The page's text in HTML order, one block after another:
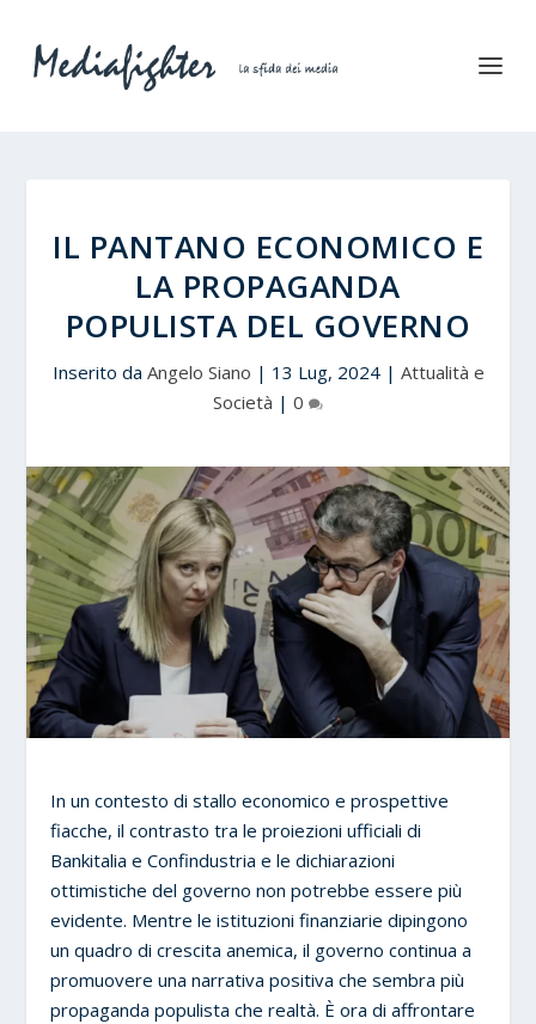
IL PANTANO ECONOMICO E
LA PROPAGANDA
POPULISTA DEL GOVERNO
Inserito da Angelo Siano | 13 Lug, 2024| Attualità e
Società | 0
In un contesto di stallo economico e prospettive
fiacche, il contrasto tra le proiezioni ufficiali di
Bankitalia e Confindustria e le dichiarazioni
ottimistiche del governo non potrebbe essere più
evidente. Mentre le istituzioni finanziarie dipingono
un quadro di crescita anemica, il governo continua a
promuovere una narrativa positiva che sembra più
propaganda populista che realtà. È ora di affrontare